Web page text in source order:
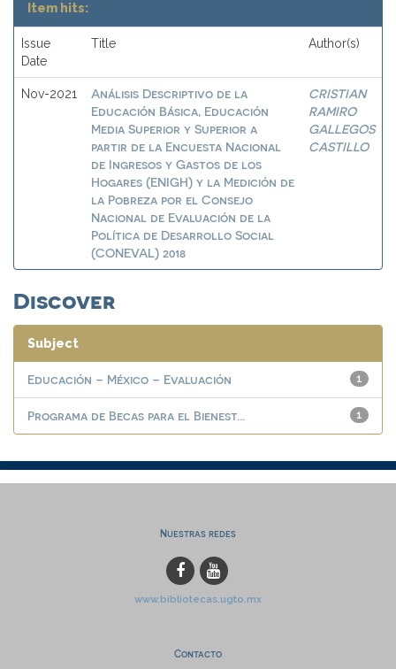
Item hits:
Issue
Date
Title Author(s)
Nov-2021
Análisis Descriptivo de la
Educación Básica, Educación
Media Superior y Superior a
partir de la Encuesta Nacional
de Ingresos y Gastos de los
Hogares (ENIGH) y la Medición de
la Pobreza por el Consejo
Nacional de Evaluación de la
Política de Desarrollo Social
(CONEVAL) 2018
CRISTIAN
RAMIRO
GALLEGOS
CASTILLO
Discover
Subject
1
Educación – México – Evaluación
1
Programa de Becas para el Bienest...
Nuestras redes
www.bibliotecas.ugto.mx
Contacto